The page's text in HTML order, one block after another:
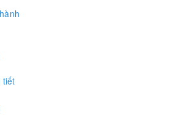
– tập 2
đầu thuận lợi nhất, các bậc cha mẹ
này . Đó chính là món quà vô giá, là
tiết